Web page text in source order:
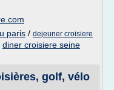
paris / dejeuner croisiere
diner croisiere seine
golf, vélo